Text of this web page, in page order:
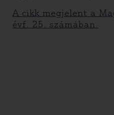
A cikk megjelent a
évf. 25. számában.